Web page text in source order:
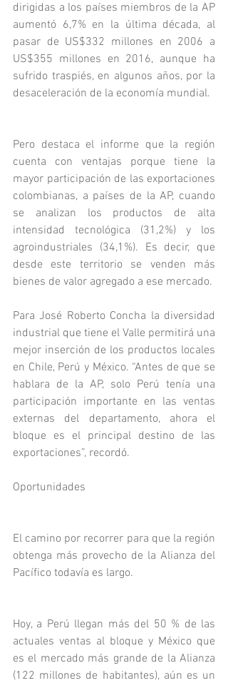
dirigidas a los países miembros de la AP
aumentó 6,7% en la última década, al
pasar de US$332 millones en 2006 a
US$355 millones en 2016, aunque ha
sufrido traspiés, en algunos años, por la
desaceleración de la economía mundial.
Pero destaca el informe que la región
cuenta con ventajas porque tiene la
mayor participación de las exportaciones
colombianas, a países de la AP, cuando
se analizan los productos de alta
intensidad tecnológica (31,2%) y los
agroindustriales (34,1%). Es decir, que
desde este territorio se venden más
bienes de valor agregado a ese mercado.
Para José Roberto Concha la diversidad
industrial que tiene el Valle permitirá una
mejor inserción de los productos locales
en Chile, Perú y México. “Antes de que se
hablara de la AP, solo Perú tenía una
participación importante en las ventas
externas del departamento, ahora el
bloque es el principal destino de las
exportaciones”, recordó.
Oportunidades
El camino por recorrer para que la región
obtenga más provecho de la Alianza del
Pacífico todavía es largo.
Hoy, a Perú llegan más del 50 % de las
actuales ventas al bloque y México que
es el mercado más grande de la Alianza
(122 millones de habitantes), aún es un